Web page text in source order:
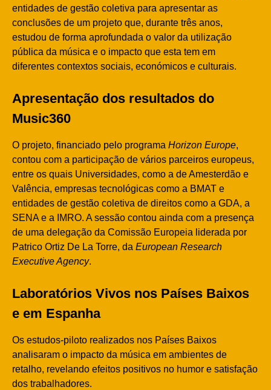
entidades de gestão coletiva para apresentar as
conclusões de um projeto que, durante três anos,
estudou de forma aprofundada o valor da utilização
pública da música e o impacto que esta tem em
diferentes contextos sociais, económicos e culturais.
Apresentação dos resultados do
Music360
O projeto, financiado pelo programa Horizon Europe,
contou com a participação de vários parceiros europeus,
entre os quais Universidades, como a de Amesterdão e
Valência, empresas tecnológicas como a BMAT e
entidades de gestão coletiva de direitos como a GDA, a
SENA e a IMRO. A sessão contou ainda com a presença
de uma delegação da Comissão Europeia liderada por
Patrico Ortiz De La Torre, da European Research
Executive Agency.
Laboratórios Vivos nos Países Baixos
e em Espanha
Os estudos-piloto realizados nos Países Baixos
analisaram o impacto da música em ambientes de
retalho, revelando efeitos positivos no humor e satisfação
dos trabalhadores.